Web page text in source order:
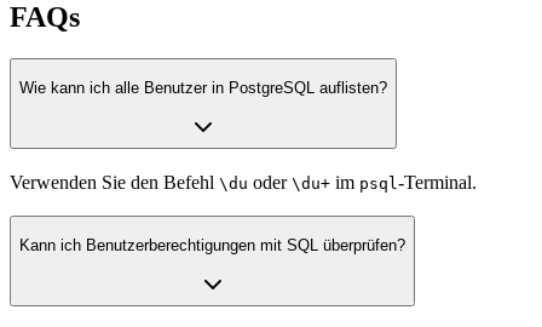
FAQs
Wie kann ich alle Benutzer in PostgreSQL auflisten?
Verwenden Sie den Befehl \du oder \du+ im psql -Terminal.
Kann ich Benutzerberechtigungen mit SQL überprüfen?